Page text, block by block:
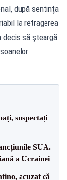
după sentința
la retragerea
decis să șteargă
suspectați
SUA.
a Ucrainei
acuzat că